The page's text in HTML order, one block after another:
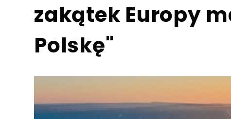
zakątek Europy
Polskę"